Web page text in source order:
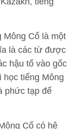
Mông Cổ là một
là các từ được
hậu tố vào gốc
tiếng Mông
phức tạp để
Cổ có hệ